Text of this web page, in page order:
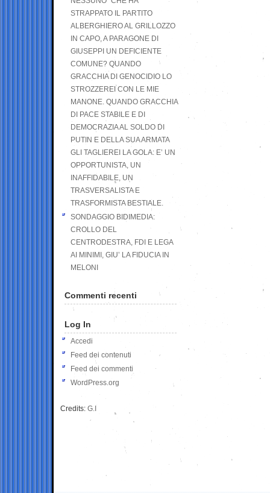
STRAPPATO IL PARTITO
ALBERGHIERO AL GRILLOZZO
IN CAPO, A PARAGONE DI
GIUSEPPI UN DEFICIENTE
COMUNE? QUANDO
GRACCHIA DI GENOCIDIO LO
STROZZEREI CON LE MIE
MANONE. QUANDO GRACCHIA
DI PACE STABILE E DI
DEMOCRAZIA AL SOLDO DI
PUTIN E DELLA SUA ARMATA
GLI TAGLIEREI LA GOLA: E’ UN
OPPORTUNISTA, UN
INAFFIDABILE, UN
TRASVERSALISTA E
TRASFORMISTA BESTIALE.
SONDAGGIO BIDIMEDIA:
CROLLO DEL
CENTRODESTRA, FDI E LEGA
AI MINIMI, GIU’ LA FIDUCIA IN
MELONI
Commenti recenti
Log In
Accedi
Feed dei contenuti
Feed dei commenti
WordPress.org
Credits: G.I